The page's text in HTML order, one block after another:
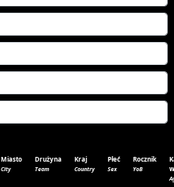
Miasto
City
Drużyna
Team
Kraj
Country
Płeć
Sex
Rocznik
YoB